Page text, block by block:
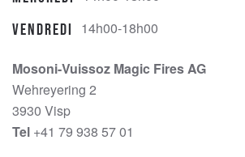
Vendredi 14h00-18h00
Mosoni-Vuissoz Magic Fires AG
Wehreyering 2
3930 Visp
Tel +41 79 938 57 01